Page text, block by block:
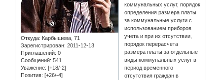
Откуда: Карбышева, 71
Зарегистрирован: 2011-12-13
Приглашений: 0
Сообщений: 541
Уважение: [+18/-2]
Позитив: [+26/-4]
коммунальных услуг, порядок
определения размера платы
за коммунальные услуги с
использованием приборов
учета и при их отсутствии,
порядок перерасчета
размера платы за отдельные
виды коммунальных услуг в
период временного
отсутствия граждан в